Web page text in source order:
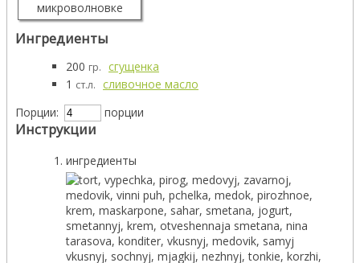
Ингредиенты
200 гр. сгущенка
1 ст.л. сливочное масло
Порции:
порции
Инструкции
ингредиенты